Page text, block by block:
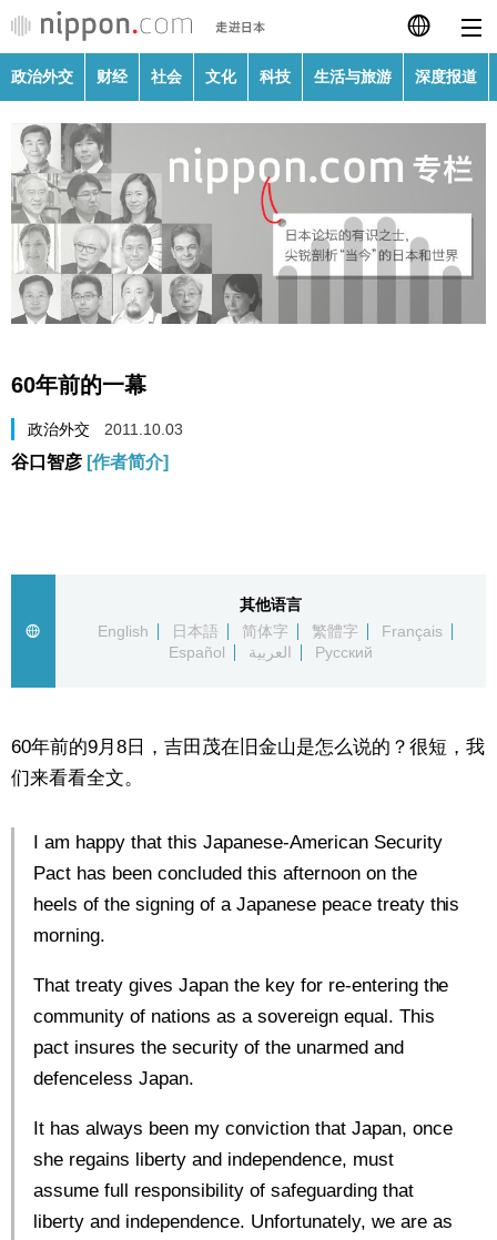
日本語
Français
政治外交
财经
文化
科技
话题
日本信息库
日本一瞥
SNS
政治外交 财经 社会 文化 科技 生活与旅游 深度报道
60年前的一幕
政治外交 2011.10.03
谷口智彦 [作者简介]
其他语言
English
日本語 简体字 繁體字
Français
Español
العربية Русский
60年前的9月8日，吉田茂在旧金山是怎么说的？很短，我
们来看看全文。
I am happy that this Japanese-American Security
Pact has been concluded this afternoon on the
heels of the signing of a Japanese peace treaty this
morning.
That treaty gives Japan the key for re-entering the
community of nations as a sovereign equal. This
pact insures the security of the unarmed and
defenceless Japan.
It has always been my conviction that Japan, once
she regains liberty and independence, must
assume full responsibility of safeguarding that
liberty and independence. Unfortunately, we are as